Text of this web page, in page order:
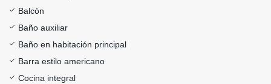
Balcón
Baño auxiliar
Baño en habitación principal
Barra estilo americano
Cocina integral